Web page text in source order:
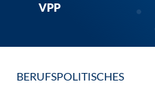
VPP
BERUFSPOLITISCHES